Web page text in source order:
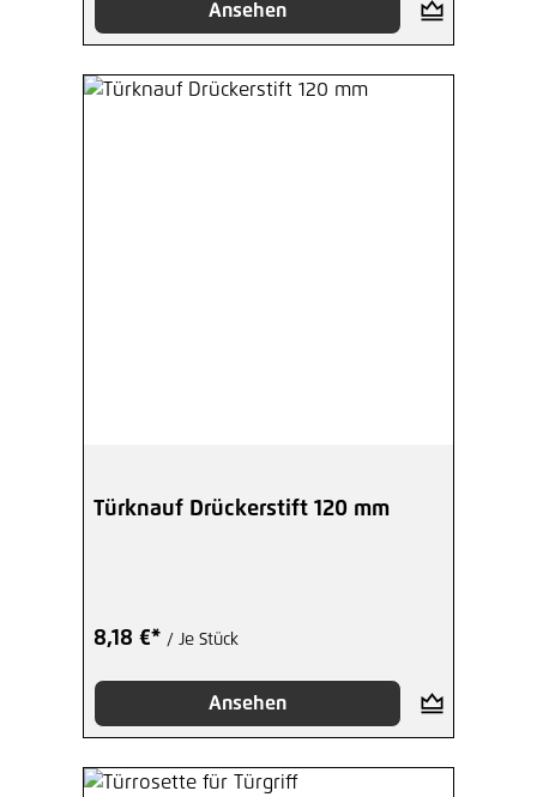
Ansehen
Türknauf Drückerstift 120 mm
8,18 €* / Je Stück
Ansehen